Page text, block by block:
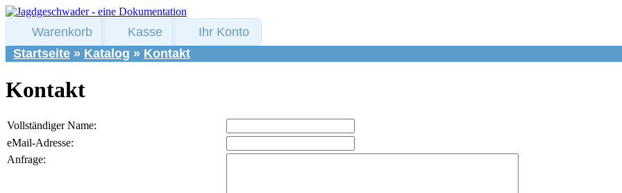
Warenkorb Kasse
Ihr Konto
Startseite » Katalog » Kontakt
Kontakt
Vollständiger Name:
eMail-Adresse:
Anfrage: